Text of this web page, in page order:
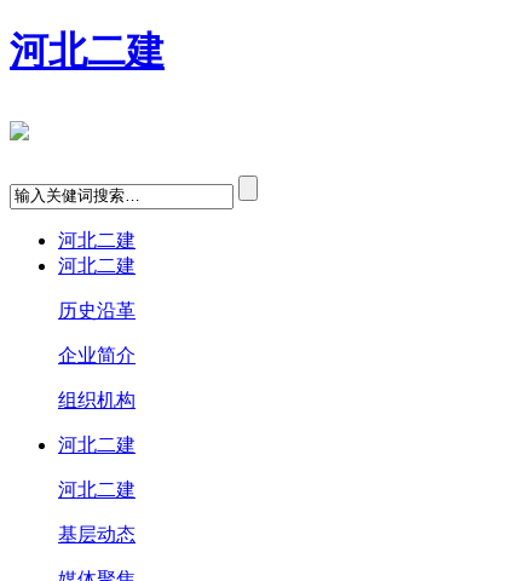
河北二建
河北二建
河北二建
历史沿革
企业简介
组织机构
河北二建
河北二建
基层动态